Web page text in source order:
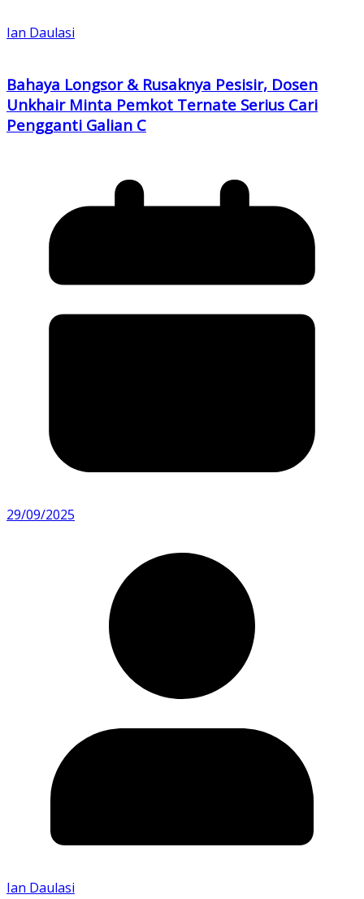
Ian Daulasi
Bahaya Longsor & Rusaknya Pesisir, Dosen
Unkhair Minta Pemkot Ternate Serius Cari
Pengganti Galian C
29/09/2025
Ian Daulasi